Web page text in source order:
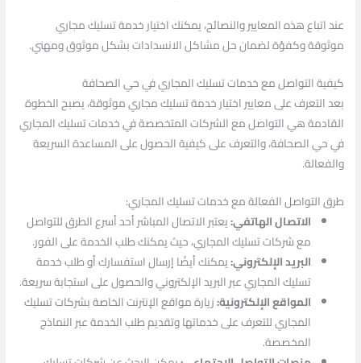
عند اتباع هذه المعايير والنصائح، يمكنك اختيار خدمة تسليك مجاري
موثوقة وكفؤة لضمان حل مشاكل الانسدادات بشكل موثوق ومهني.
كيفية التواصل مع خدمات تسليك المجاري في حي الصحافة
بعد التعرف على معايير اختيار خدمة تسليك مجاري موثوقة، يصبح الخطوة
القادمة هي التواصل مع الشركات المتخصصة في خدمات تسليك المجاري
في حي الصحافة، والتعرف على كيفية الحصول على المساعدة السريعة
والفعالة.
طرق التواصل الفعالة مع خدمات تسليك المجاري:
الاتصال الهاتفي:يعتبر الاتصال المباشر أحد أسرع الطرق للتواصل
مع شركات تسليك المجاري، حيث يمكنك طلب الخدمة على الفور.
البريد الإلكتروني:يمكنك أيضًا إرسال استفسارك أو طلب خدمة
تسليك المجاري عبر البريد الإلكتروني والحصول على استجابة سريعة.
المواقع الإلكترونية:زيارة مواقع الإنترنت الخاصة بشركات تسليك
المجاري للتعرف على خدماتها وتقديم طلب الخدمة عبر النماذج
المخصصة.